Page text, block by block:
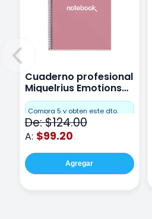
Cuaderno profesional
Miquelrius Emotions
Cuadro Chico 80
hojas Rosa
Compra 5 y obten este dto.
De: $124.00
A: $99.20
Agregar